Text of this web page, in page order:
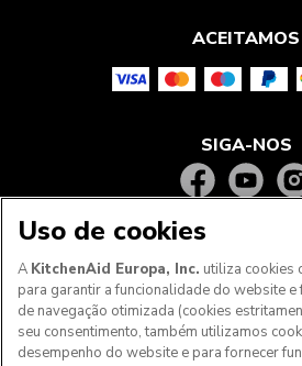
ACEITAMOS
SIGA-NOS
Uso de cookies
A KitchenAid Europa, Inc. utiliza cookies
para garantir a funcionalidade do website e
de navegação otimizada (cookies
seu consentimento, também utilizamos
desempenho do website e para fornecer